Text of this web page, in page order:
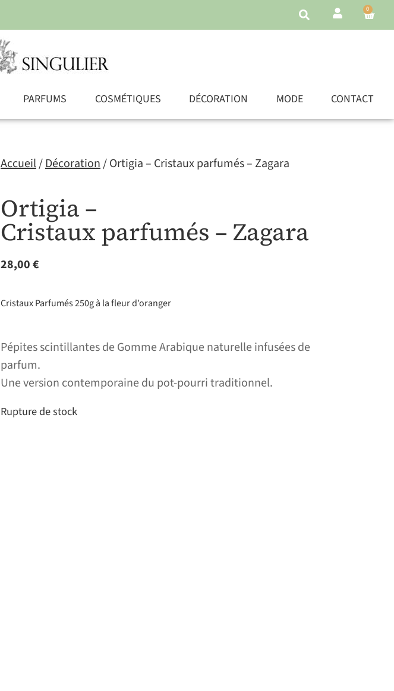
0
PARFUMS COSMÉTIQUES DÉCORATION MODE CONTACT
Accueil/Décoration/ Ortigia – Cristaux parfumés – Zagara
Ortigia –
Cristaux parfumés – Zagara
28,00€
Cristaux Parfumés 250g à la fleur d’oranger
Pépites scintillantes de Gomme Arabique naturelle infusées de
parfum.
Une version contemporaine du pot-pourri traditionnel.
Rupture de stock